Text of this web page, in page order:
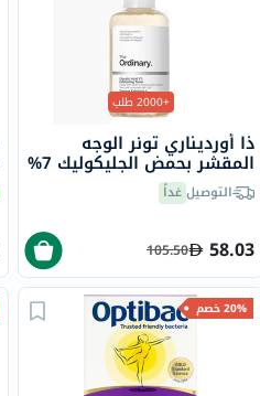
+2000 طلب
ذا أورديناري تونر الوجه
المقشر بحمض الجليكوليك 7%
لتوحيد لون البشرة 240 مل
التوصيلغداً
58.03
105.50
20% خصم